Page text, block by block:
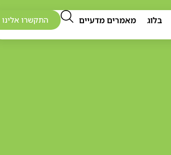
בלוג מאמרים מדעיים התקשרו אלינו